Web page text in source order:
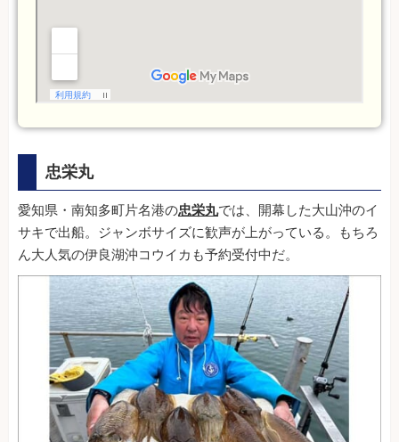
忠栄丸
愛知県・南知多町片名港の忠栄丸では、開幕した大山沖のイ
サキで出船。ジャンボサイズに歓声が上がっている。もちろ
ん大人気の伊良湖沖コウイカも予約受付中だ。